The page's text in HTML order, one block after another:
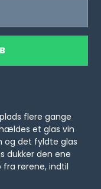
flere gange
et glas vin
og det fyldte glas
dukker den ene
rørene, indtil